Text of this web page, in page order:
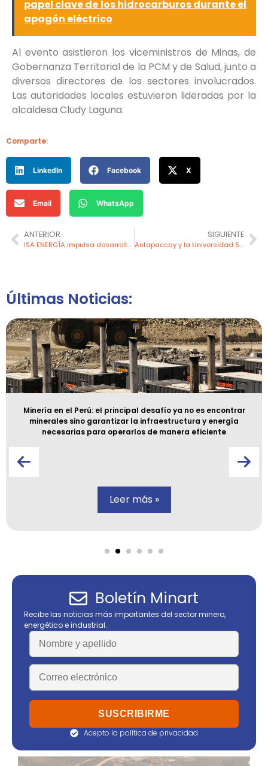
papel clave de los hidrocarburos durante el
apagón eléctrico
Al evento asistieron los viceministros de Minas, de
Gobernanza Territorial de la PCM y de Salud, junto a
diversos directores de los sectores involucrados.
Las autoridades locales estuvieron lideradas por la
alcaldesa Cludy Laguna.
Comparte:
LinkedIn Facebook X
Email WhatsApp
ANTERIOR
ISA ENERGÍA impulsa desarrollo local con nuevo huerto comunitario en Lima
SIGUIENTE
Antapaccay y la Universidad San Ignacio de Loyola becan con maestrías a 50 docentes de Espinar
Últimas Noticias:
Minería en el Perú: el principal desafío ya no es encontrar
minerales sino garantizar la infraestructura y energía
necesarias para operarlos de manera eficiente
Leer más »
Boletín Minart
Recibe las noticias más importantes del sector minero,
energético e industrial.
Acepto la política de privacidad